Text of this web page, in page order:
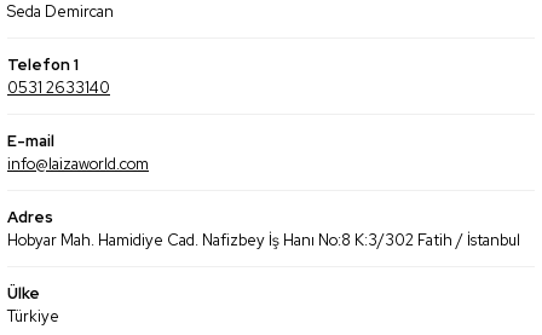
Seda Demircan
Telefon 1
0531 2633140
E-mail
info@laizaworld.com
Adres
Hobyar Mah. Hamidiye Cad. Nafizbey İş Hanı No:8 K:3/302 Fatih / İstanbul
Ülke
Türkiye